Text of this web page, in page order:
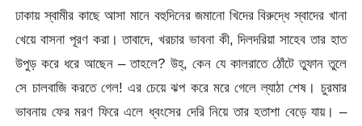
ঢাকায় স্বামীর কাছে আসা মানে বহুদিনের জমানো খিদের বিরুদ্ধে স্বাদের খানা
খেয়ে বাসনা পূরণ করা। তাবাদে, খরচার ভাবনা কী, দিলদরিয়া সাহেব তার হাত
উপুড় করে ধরে আছেন – তাহলে? উহ্, কেন যে কালরাতে ঠোঁটে তুফান তুলে
সে চালবাজি করতে গেল! এর চেয়ে ঝপ করে মরে গেলে ল্যাঠা শেষ। চুরমার
ভাবনায় ফের মরণ ফিরে এলে ধ্বংসের দেরি নিয়ে তার হতাশা বেড়ে যায়। –